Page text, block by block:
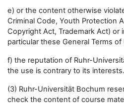
e) or the content otherwise
Criminal Code, Youth Protection
Copyright Act, Trademark Act) or
particular these General Terms of
f) the reputation of Ruhr-
the use is contrary to its interests.
(3) Ruhr-Universität Bochum
check the content of course